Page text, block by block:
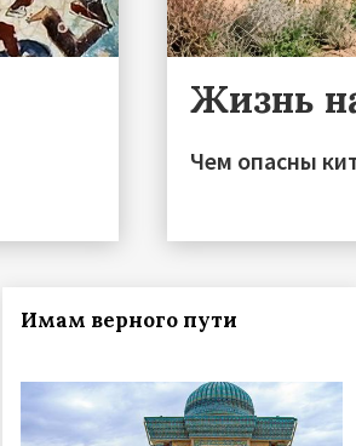
Жизнь
Чем опасны
Имам верного пути